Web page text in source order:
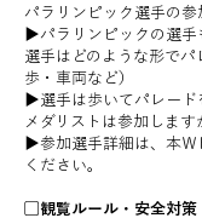
パラリンピック選手の参
▶︎パラリンピックの選手
選手はどのような形で
歩・車両など）
▶︎選手は歩いてパレード
メダリストは参加します
▶︎参加選手詳細は、本Ｗ
ください。
▢観覧ルール・安全対策